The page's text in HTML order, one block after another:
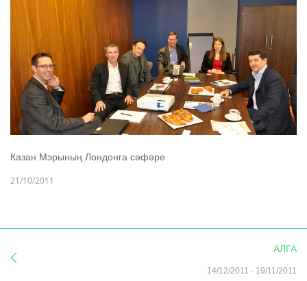
Казан Мэрының Лондонга сәфәре
21/10/2011
АЛГА
14/12/2011 - 19/11/2011